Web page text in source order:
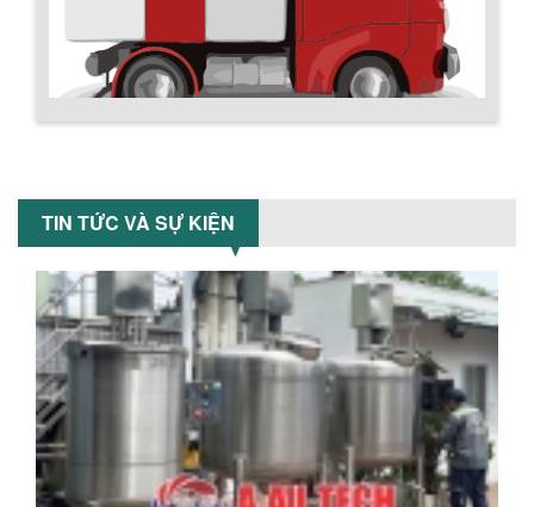
Hướng dẫn thanh toán mua hàng
TIN TỨC VÀ SỰ KIỆN
MÁY TRỘN BỘT KHÔ 200KG
Máy trộn bột khô 200kg được gia công
Khám phá lý do doanh nghiệp nên
chọn máy nghiền màu sơn Á Âu: hiệu
suất cao, kiểm soát nhiệt tốt, tiết kiệm
chi...
ƯU ĐÃI ĐẶC BIỆT: GIÁ MÁY KHUẤY SƠN
CÔNG NGHIỆP GIẢM SỐC
Ưu đãi đặc biệt: Giá máy khuấy sơn
công nghiệp giảm sốc lên đến 20%.
Tiết kiệm chi phí, nhận ngay máy
khuấy...